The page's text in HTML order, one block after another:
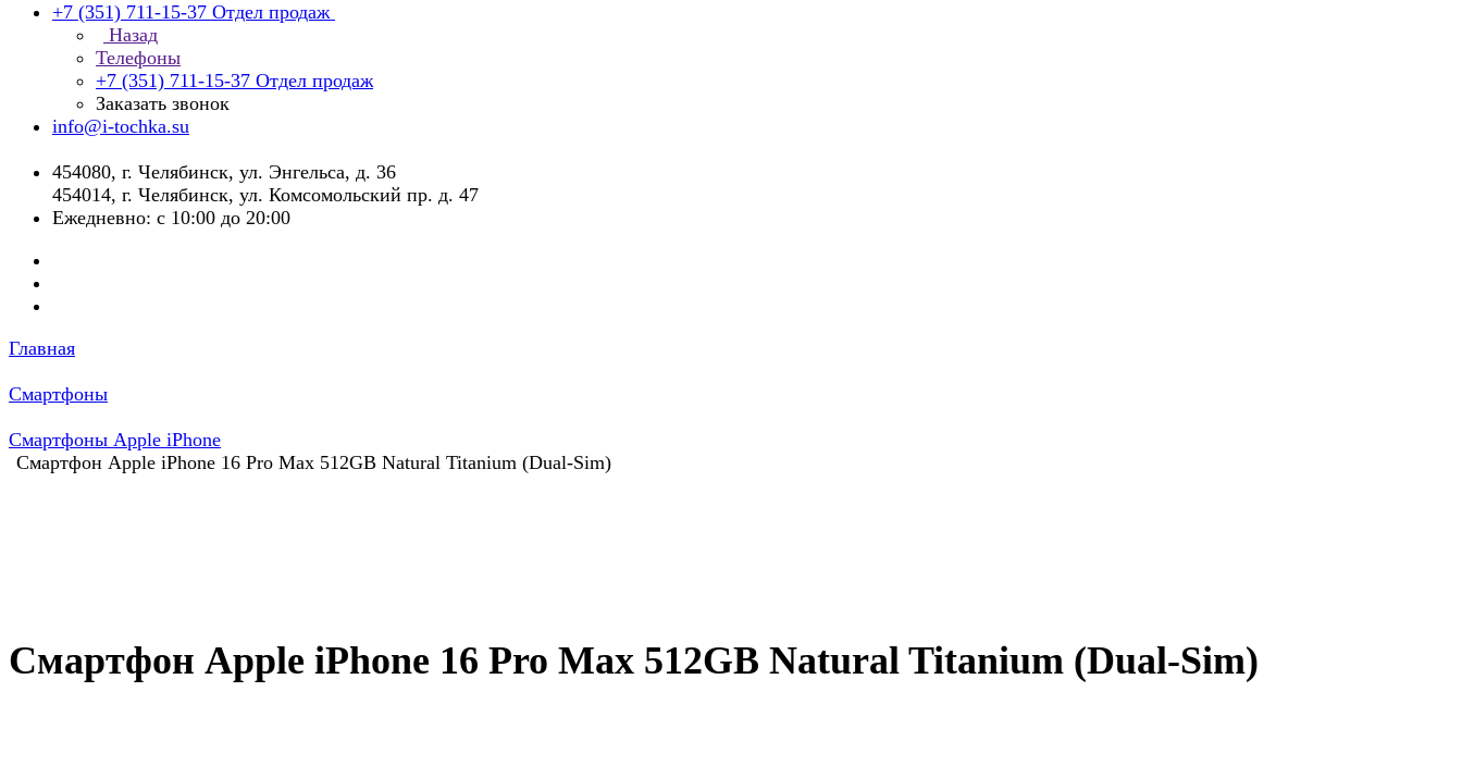
+7 (351) 711-15-37 Отдел продаж
Назад
Телефоны
+7 (351) 711-15-37 Отдел продаж
Заказать звонок
info@i-tochka.su
​454080, г. Челябинск, ул. Энгельса, д. 36
454014, г. Челябинск, ул. Комсомольский пр. д. 47
Ежедневно: с 10:00 до 20:00
Главная
Смартфоны
Смартфоны Apple iPhone
Смартфон Apple iPhone 16 Pro Max 512GB Natural Titanium (Dual-Sim)
Смартфон Apple iPhone 16 Pro Max 512GB Natural Titanium (Dual-Sim)